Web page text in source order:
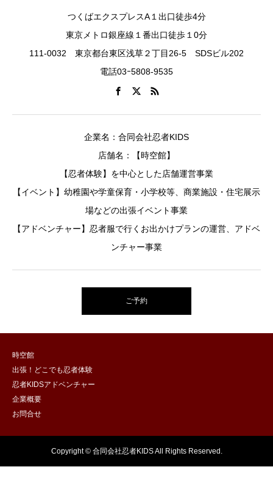
つくばエクスプレスA１出口徒歩4分
東京メトロ銀座線１番出口徒歩１0分
111-0032 東京都台東区浅草２丁目26-5 SDSビル202
電話03ｰ5808-9535
企業名：合同会社忍者KIDS
店舗名：【時空館】
【忍者体験】を中心とした店舗運営事業
【イベント】幼稚園や学童保育・小学校等、商業施設・住宅展示
場などの出張イベント事業
【アドベンチャー】忍者服で行くお出かけプランの運営、アドベ
ンチャー事業
ご予約
時空館
出張！どこでも忍者体験
忍者KIDSアドベンチャー
企業概要
お問合せ
Copyright © 合同会社忍者KIDS All Rights Reserved.